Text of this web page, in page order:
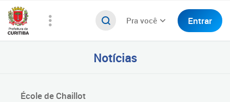
Pra você Entrar
Notícias
École de Chaillot